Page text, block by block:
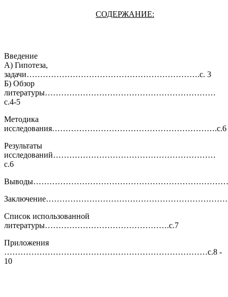
СОДЕРЖАНИЕ:
Введение
А) Гипотеза,
задачи……………………………………………………….с. 3
Б) Обзор
литературы………………………………………………………
с.4-5
Методика
исследования…………………………………………………….с.6
Результаты
исследований……………………………………………………
с.6
Список использованной
литературы……………………………………….с.7
Приложения
…………………………………………………………………с.8 -
10